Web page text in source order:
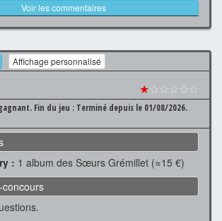
Voir les commentaires
Affichage personnalisé
★☆☆☆☆☆
Fin du jeu : Terminé depuis le 01/08/2026.
: 1 album des Sœurs Grémillet (≈15 €)
concours